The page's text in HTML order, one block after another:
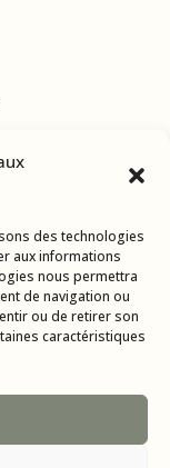
des technologies
aux informations
nous permettra
de navigation ou
ou de retirer son
caractéristiques